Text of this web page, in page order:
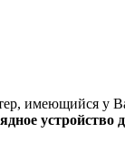
имеющийся у
устройство